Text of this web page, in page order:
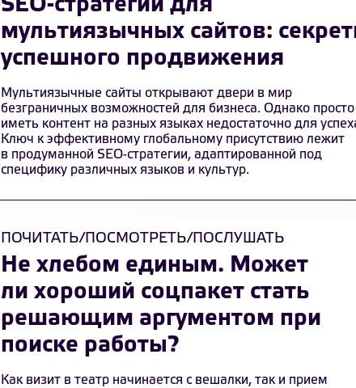
SEO-стратегии для
мультиязычных сайтов:
успешного продвижения
Мультиязычные сайты открывают двери в мир
безграничных возможностей для бизнеса. Однако просто
иметь контент на разных языках недостаточно для
Ключ к эффективному глобальному присутствию лежит
в продуманной SEO-стратегии, адаптированной под
специфику различных языков и культур.
ПОЧИТАТЬ/ПОСМОТРЕТЬ/ПОСЛУШАТЬ
Не хлебом единым. Может
ли хороший соцпакет стать
решающим аргументом при
поиске работы?
Как визит в театр начинается с вешалки, так и прием